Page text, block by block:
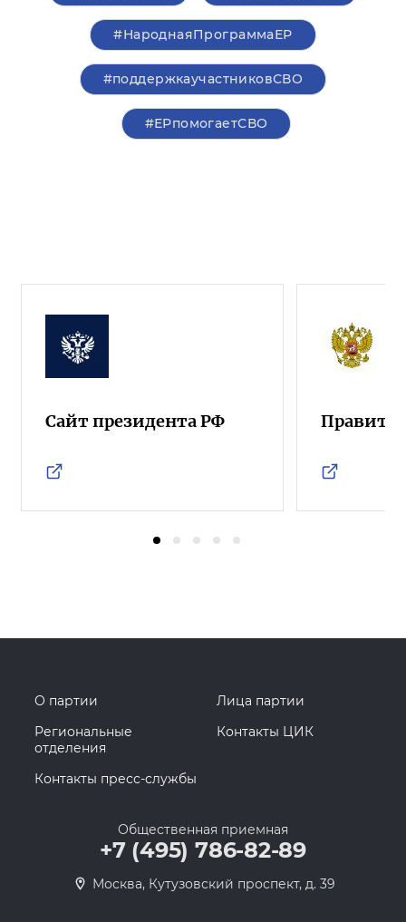
#НароднаяПрограммаЕР
#поддержкаучастниковСВО
#ЕРпомогаетСВО
Сайт президента РФ
О партии
Лица партии
Региональные
отделения
Контакты ЦИК
Контакты пресс-службы
Общественная приемная
+7 (495) 786-82-89
Москва, Кутузовский проспект, д. 39